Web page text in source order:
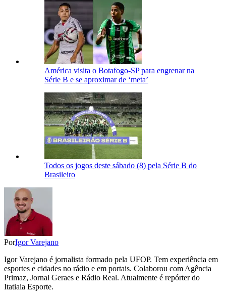
América visita o Botafogo-SP para engrenar na
Série B e se aproximar de ‘meta’
Todos os jogos deste sábado (8) pela Série B do
Brasileiro
PorIgor Varejano
Igor Varejano é jornalista formado pela UFOP. Tem experiência em
esportes e cidades no rádio e em portais. Colaborou com Agência
Primaz, Jornal Geraes e Rádio Real. Atualmente é repórter do
Itatiaia Esporte.